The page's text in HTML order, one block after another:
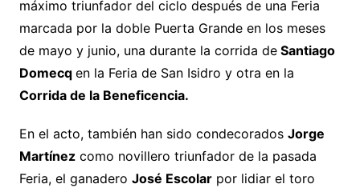
máximo triunfador del ciclo después de una Feria
marcada por la doble Puerta Grande en los meses
de mayo y junio, una durante la corrida deSantiago
Domecq en la Feria de San Isidro y otra en la
Corrida de la Beneficencia.
En el acto, también han sido condecorados Jorge
Martínezcomo novillero triunfador de la pasada
Feria, el ganadero José Escolarpor lidiar el toro